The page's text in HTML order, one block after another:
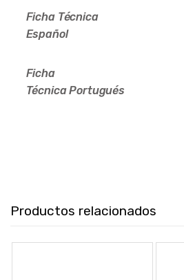
Ficha Técnica
Español
Ficha
TécnicaPortugués
Productos relacionados